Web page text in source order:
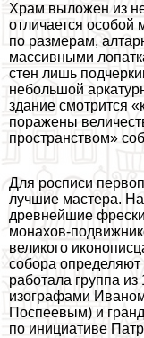
Храм выложен из
отличается особой
по размерам,
массивными
стен лишь
небольшой
здание смотрится
поражены
прострaнcтвом»
Для росписи
лучшие мастера.
древнейшие
монахов-
великого
собора определяют
работала группа
изографами
Поспеевым) и
по инициативе